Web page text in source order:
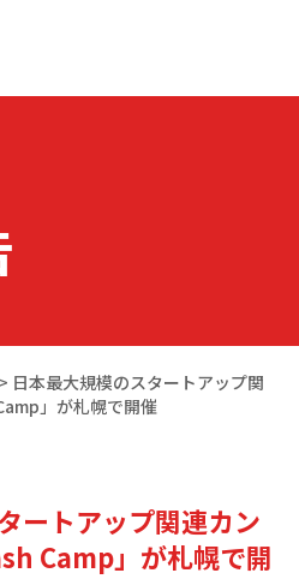
> 日本最大規模のスタートアップ関
」が札幌で開催
ートアップ関連カン
Camp」が札幌で開